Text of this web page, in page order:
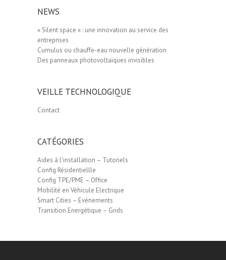
NEWS
« Silent space » : une innovation au service des
entreprises
Cumulus ou chauffe-eau nouvelle génération
Des panneaux photovoltaïques invisibles
VEILLE TECHNOLOGIQUE
Contact
CATÉGORIES
Aides à l'installation – Tutoriels
Config Résidentiellle
Config TPE/PME – Office
Mobilité en Véhicule Electrique
Smart Cities – Evènements
Transition Energétique – Grids